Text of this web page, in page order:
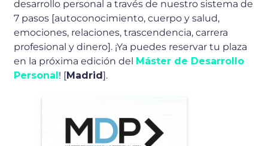
desarrollo personal a través de nuestro sistema de
7 pasos [autoconocimiento, cuerpo y salud,
emociones, relaciones, trascendencia, carrera
profesional y dinero]. ¡Ya puedes reservar tu plaza
en la próxima edición del
Máster de Desarrollo
Personal ! [Madrid].